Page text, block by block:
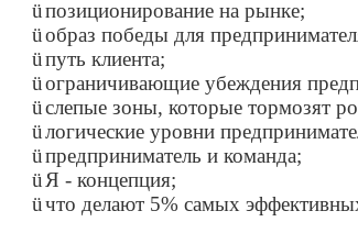
ü позиционирование на рынке;
ü образ победы для
ü путь клиента;
ü ограничивающие убеждения
ü слепые зоны, которые тормозят
ü логические уровни
ü предприниматель и команда;
ü Я - концепция;
ü что делают 5% самых